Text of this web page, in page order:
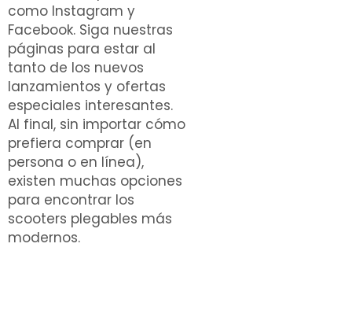
como Instagram y
Facebook. Siga nuestras
páginas para estar al
tanto de los nuevos
lanzamientos y ofertas
especiales interesantes.
Al final, sin importar cómo
prefiera comprar (en
persona o en línea),
existen muchas opciones
para encontrar los
scooters plegables más
modernos.